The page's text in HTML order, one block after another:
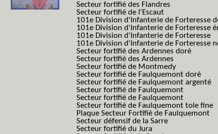
Secteur fortifié des Flandres
Secteur fortifié de l'Escaut
101e Division d'Infanterie de Forteresse
101e Division d'Infanterie de Forteresse
101e Division d'Infanterie de Forteresse
101e Division d'Infanterie de Forteresse
Secteur fortifié des Ardennes doré
Secteur fortifié des Ardennes
Secteur fortifié de Montmedy
Secteur fortifié de Faulquemont doré
Secteur fortifié de Faulquemont argenté
Secteur fortifié de Faulquemont
Secteur fortifié de Faulquemont
Secteur fortifié de Faulquemont tole fine
Plaque Secteur Fortifié de Faulquemont
Secteur défensif de la Sarre
Secteur fortifié du Jura